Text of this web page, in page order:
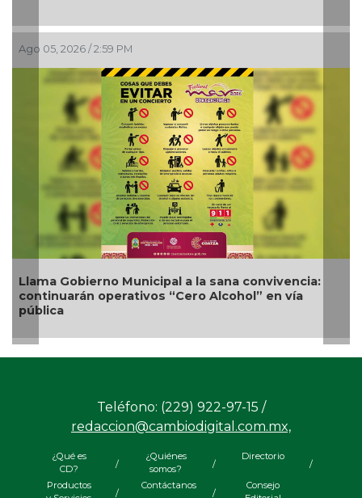
Ago 05, 2026 / 2:59 PM
Llama Gobierno Municipal a la sana convivencia:
continuarán operativos “Cero Alcohol” en vía
pública
Teléfono: (229) 922-97-15 /
redaccion@cambiodigital.com.mx,
¿Qué es
CD?
/
¿Quiénes
somos?
/
Directorio
/
Productos
/
Contáctanos
/
Consejo